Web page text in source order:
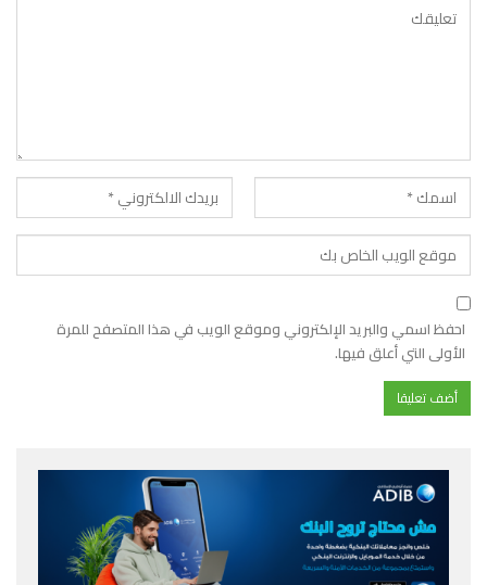
احفظ اسمي والبريد الإلكتروني وموقع الويب في هذا المتصفح للمرة
الأولى التي أعلق فيها.